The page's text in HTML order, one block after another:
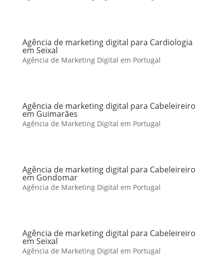
Agência de marketing digital para Cardiologia
em Seixal
Agência de Marketing Digital em Portugal
Agência de marketing digital para Cabeleireiro
em Guimarães
Agência de Marketing Digital em Portugal
Agência de marketing digital para Cabeleireiro
em Gondomar
Agência de Marketing Digital em Portugal
Agência de marketing digital para Cabeleireiro
em Seixal
Agência de Marketing Digital em Portugal